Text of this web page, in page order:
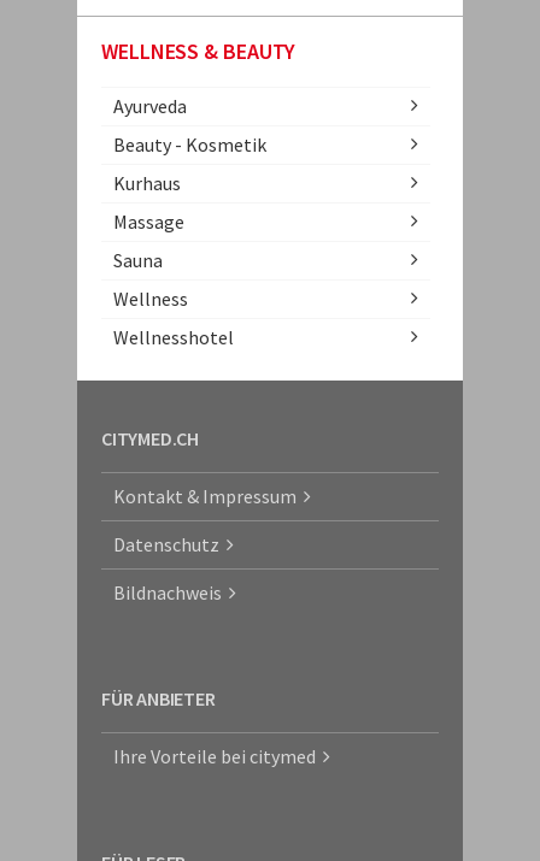
WELLNESS & BEAUTY
Ayurveda
Beauty - Kosmetik
Kurhaus
Massage
Sauna
Wellness
Wellnesshotel
CITYMED.CH
Kontakt & Impressum
Datenschutz
Bildnachweis
FÜR ANBIETER
Ihre Vorteile bei citymed